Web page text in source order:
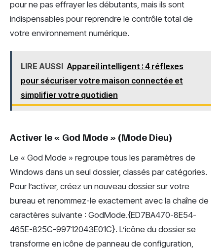
pour ne pas effrayer les débutants, mais ils sont
indispensables pour reprendre le contrôle total de
votre environnement numérique.
LIRE AUSSI Appareil intelligent : 4 réflexes
pour sécuriser votre maison connectée et
simplifier votre quotidien
Activer le « God Mode » (Mode Dieu)
Le « God Mode » regroupe tous les paramètres de
Windows dans un seul dossier, classés par catégories.
Pour l’activer, créez un nouveau dossier sur votre
bureau et renommez-le exactement avec la chaîne de
caractères suivante : GodMode.{ED7BA470-8E54-
465E-825C-99712043E01C}. L’icône du dossier se
transforme en icône de panneau de configuration,